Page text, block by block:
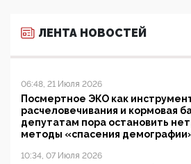
ЛЕНТА НОВОСТЕЙ
06:48, 21 Июля 2026
Посмертное ЭКО как
расчеловечивания и кормовая
депутатам пора остановить
методы «спасения
10:34, 07 Июля 2026